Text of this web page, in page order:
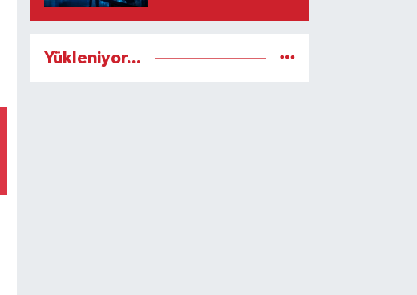
Yükleniyor...